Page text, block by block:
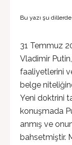
Bu yazı şu
31 Temmuz
Vladimir
faaliyetlerini
belge
Yeni doktrini
konuşmada
anmış ve
bahsetmiştir.